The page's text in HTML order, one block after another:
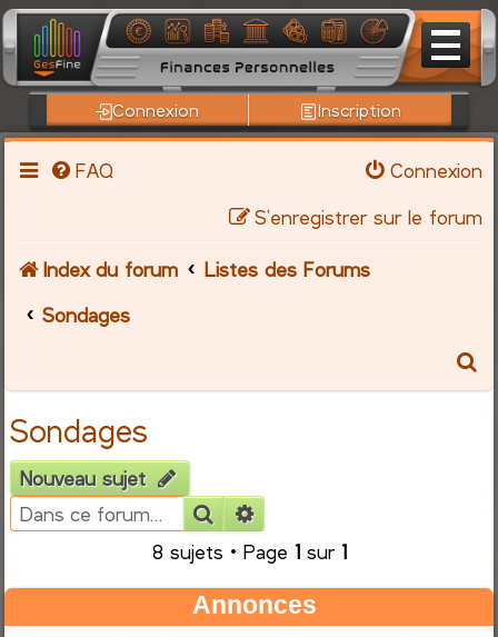
Connexion Inscription
FAQ
Connexion
S’enregistrer sur le forum
Index du forum
Listes des Forums
Sondages
r
Sondages
Nouveau sujet
Rechercher
8 sujets • Page 1sur 1
Annonces